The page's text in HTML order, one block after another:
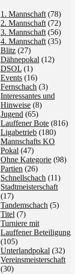
1. Mannschaft (78)
2. Mannschaft (72)
3. Mannschaft (56)
4. Mannschaft (35)
Blitz (27)
Dähnepokal (12)
DSOL (1)
Events (16)
Fernschach (3)
Interessantes und
Hinweise (8)
Jugend (65)
Lauffener Bote (816)
Ligabetrieb (180)
Mannschafts KO
Pokal (47)
Ohne Kategorie (98)
Partien (26)
Schnellschach (11)
Stadtmeisterschaft
(17)
Tandemschach (5)
Titel (7)
Turniere mit
Lauffener Beteiligung
(105)
Unterlandpokal (32)
Vereinsmeisterschaft
(30)